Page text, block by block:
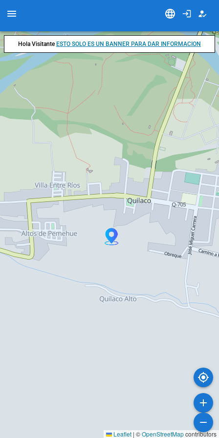
Leaflet | ©OpenStreetMapcontributors
Hola Visitante ESTO SOLO ES UN BANNER PARA DAR INFORMACION